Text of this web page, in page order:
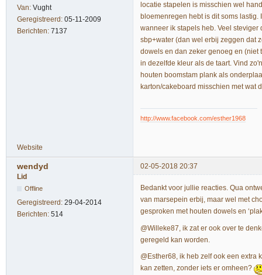
Van: Vught
Geregistreerd: 05-11-2009
Berichten: 7137
locatie stapelen is misschien wel
bloemenregen hebt is dit soms
wanneer ik stapels heb. Veel
sbp+water (dan wel erbij zeggen dat
dowels en dan zeker genoeg en (niet
in dezelfde kleur als de taart. Vind
houten boomstam plank als
karton/cakeboard misschien met wat
http://www.facebook.com/esther1968
Website
wendyd
02-05-2018 20:37
Lid
Offline
Geregistreerd: 29-04-2014
Berichten: 514
Bedankt voor jullie reacties. Qua
van marsepein erbij, maar wel met
gesproken met houten dowels en
@Willeke87, ik zat er ook over te
geregeld kan worden.
@Esther68, ik heb zelf ook een extra
kan zetten, zonder iets er omheen?